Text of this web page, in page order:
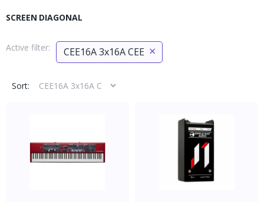
SCREEN DIAGONAL
Sort:
Active filter: CEE16A 3x16A CEE ×